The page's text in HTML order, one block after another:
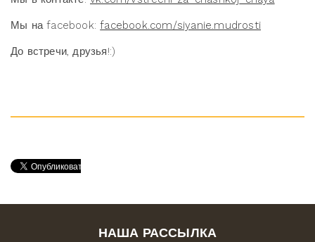
Мы на facebook:facebook.com/siyanie.mudrosti
До встречи, друзья!:)
НАША РАССЫЛКА